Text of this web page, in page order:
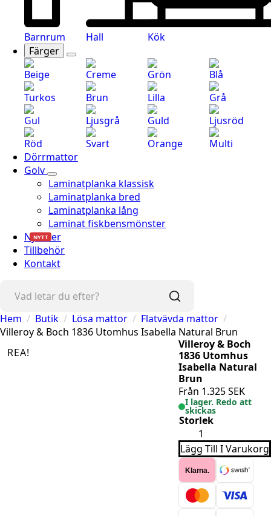
Barnrum Hall
Kök
Färger
Beige
Creme Grön
Blå
Turkos
Brun Lilla
Grå
Gul
Ljusgrå Guld
Ljusröd
Röd
Svart Orange
Multi
Dörrmattor
Golv
Laminatplanka klassisk
Laminatplanka bred
Laminatplanka lång
Laminat fiskbensmönster
Nyheter
NYTT
Tillbehör
Kontakt
Hem Butik Lösa mattor
Flatvävda mattor
Villeroy & Boch 1836 Utomhus Isabella Natural Brun
REA!
Villeroy & Boch
1836 Utomhus
Isabella Natural
Brun
Från 1.325SEK
I lager. Redo att
skickas
Storlek
Villeroy
&
Boch
1836
Utomhus
Isabella
Natural
Brun
mängd
Lägg Till I Varukorg
Klarna.